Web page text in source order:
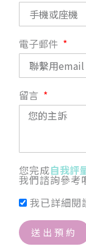
電子郵件
留言
您完成自我評
我們諮詢參考
我已詳細閱
送出預約